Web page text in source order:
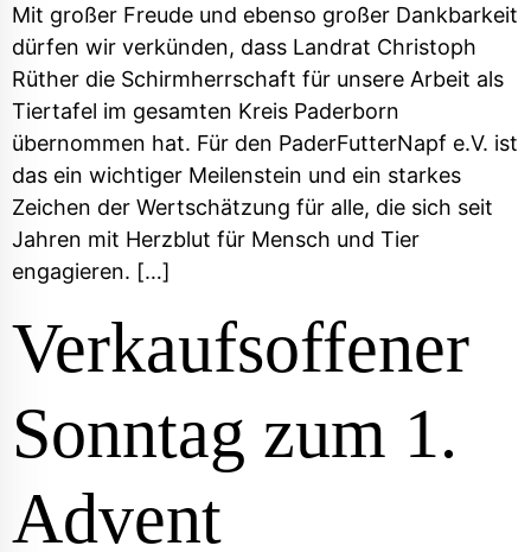
Mit großer Freude und ebenso großer Dankbarkeit
dürfen wir verkünden, dass Landrat Christoph
Rüther die Schirmherrschaft für unsere Arbeit als
Tiertafel im gesamten Kreis Paderborn
übernommen hat. Für den PaderFutterNapf e.V. ist
das ein wichtiger Meilenstein und ein starkes
Zeichen der Wertschätzung für alle, die sich seit
Jahren mit Herzblut für Mensch und Tier
engagieren. […]
Verkaufsoffener
Sonntag zum 1.
Advent